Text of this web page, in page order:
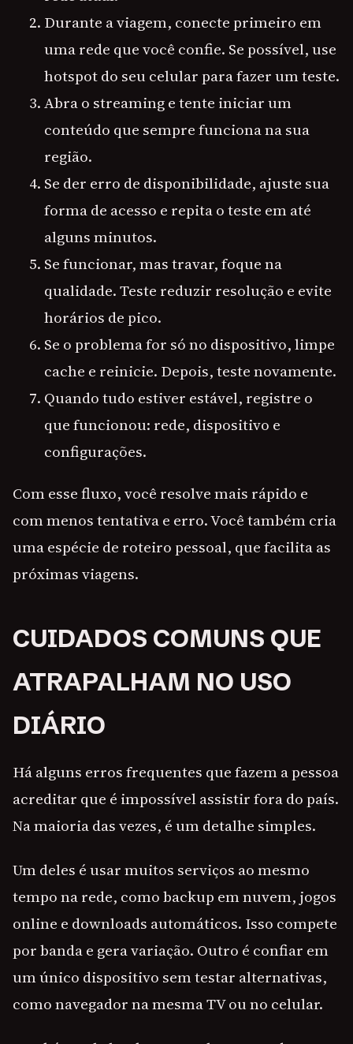
Durante a viagem, conecte primeiro em
uma rede que você confie. Se possível, use
hotspot do seu celular para fazer um teste.
Abra o streaming e tente iniciar um
conteúdo que sempre funciona na sua
região.
Se der erro de disponibilidade, ajuste sua
forma de acesso e repita o teste em até
alguns minutos.
Se funcionar, mas travar, foque na
qualidade. Teste reduzir resolução e evite
horários de pico.
Se o problema for só no dispositivo, limpe
cache e reinicie. Depois, teste novamente.
Quando tudo estiver estável, registre o
que funcionou: rede, dispositivo e
configurações.
Com esse fluxo, você resolve mais rápido e
com menos tentativa e erro. Você também cria
uma espécie de roteiro pessoal, que facilita as
próximas viagens.
CUIDADOS COMUNS QUE
ATRAPALHAM NO USO
DIÁRIO
Há alguns erros frequentes que fazem a pessoa
acreditar que é impossível assistir fora do país.
Na maioria das vezes, é um detalhe simples.
Um deles é usar muitos serviços ao mesmo
tempo na rede, como backup em nuvem, jogos
online e downloads automáticos. Isso compete
por banda e gera variação. Outro é confiar em
um único dispositivo sem testar alternativas,
como navegador na mesma TV ou no celular.